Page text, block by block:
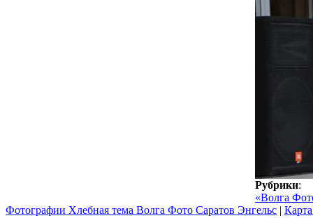
Рубрики:
«Волга
Фотографии Хлебная тема Волга Фото Саратов Энгельс |